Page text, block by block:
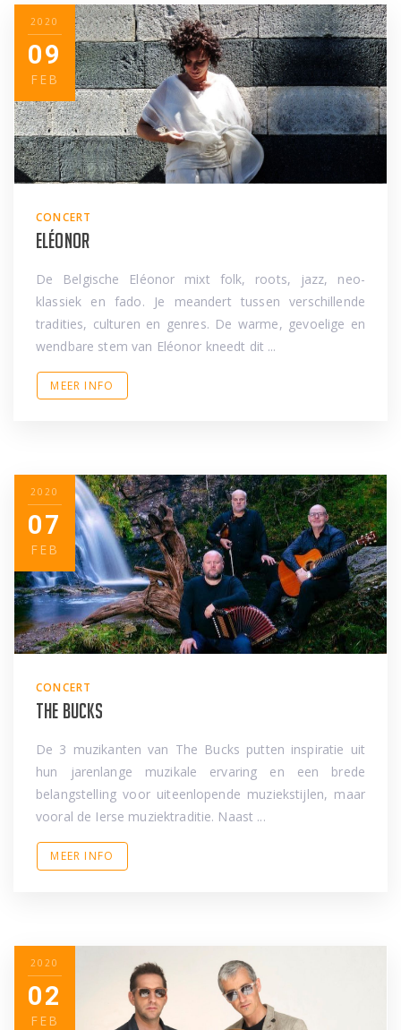
2020
09
FEB
CONCERT
Eléonor
De Belgische Eléonor mixt folk, roots, jazz, neo-
klassiek en fado. Je meandert tussen verschillende
tradities, culturen en genres. De warme, gevoelige en
wendbare stem van Eléonor kneedt dit ...
MEER INFO
2020
07
FEB
CONCERT
The Bucks
De 3 muzikanten van The Bucks putten inspiratie uit
hun jarenlange muzikale ervaring en een brede
belangstelling voor uiteenlopende muziekstijlen, maar
vooral de Ierse muziektraditie. Naast ...
MEER INFO
2020
02
FEB